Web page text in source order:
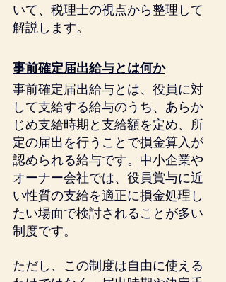
いて、税理士の視点から整理して
解説します。
事前確定届出給与とは何か
事前確定届出給与とは、役員に対
して支給する給与のうち、あらか
じめ支給時期と支給額を定め、所
定の届出を行うことで損金算入が
認められる給与です。中小企業や
オーナー会社では、役員賞与に近
い性質の支給を適正に損金処理し
たい場面で検討されることが多い
制度です。
ただし、この制度は自由に使える